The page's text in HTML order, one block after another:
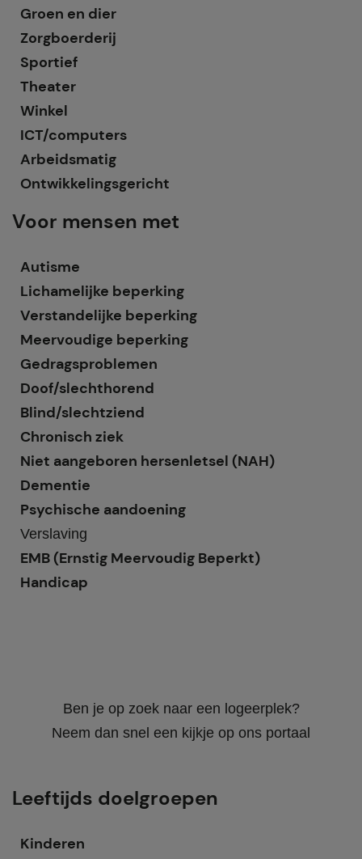
Groen en dier
Zorgboerderij
Sportief
Theater
Winkel
ICT/computers
Arbeidsmatig
Ontwikkelingsgericht
Voor mensen met
Autisme
Lichamelijke beperking
Verstandelijke beperking
Meervoudige beperking
Gedragsproblemen
Doof/slechthorend
Blind/slechtziend
Chronisch ziek
Niet aangeboren hersenletsel (NAH)
Dementie
Psychische aandoening
Verslaving
EMB (Ernstig Meervoudig Beperkt)
Handicap
Ben je op zoek naar een logeerplek?
Neem dan snel een kijkje op ons portaal
Leeftijds doelgroepen
Kinderen